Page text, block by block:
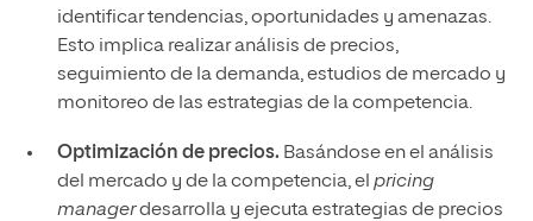
identificar tendencias, oportunidades y amenazas.
Esto implica realizar análisis de precios,
seguimiento de la demanda, estudios de mercado y
monitoreo de las estrategias de la competencia.
Optimización de precios. Basándose en el análisis
del mercado y de la competencia, el pricing
managerdesarrolla y ejecuta estrategias de precios